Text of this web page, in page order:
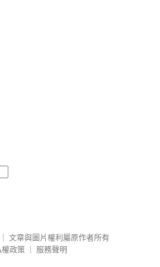
文章與圖片權利屬原作者所有
權政策
服務聲明